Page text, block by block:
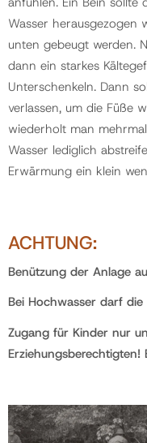
Wasser herausgezogen
unten gebeugt werden.
dann ein starkes
Unterschenkeln. Dann
verlassen, um die Füße
wiederholt man
Wasser lediglich
Erwärmung ein klein
ACHTUNG:
Benützung der Anlage
Bei Hochwasser darf
Zugang für Kinder nur